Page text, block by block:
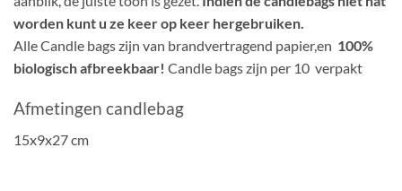
worden kunt u ze keer op keer hergebruiken.
Alle Candle bags zijn van brandvertragend papier,en 100%
biologisch afbreekbaar! Candle bags zijn per 10 verpakt
Afmetingen candlebag
15x9x27 cm